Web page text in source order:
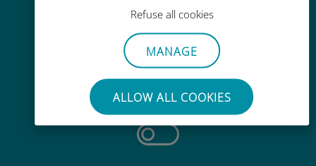
Refuse all cookies
MANAGE
ALLOW ALL COOKIES
Senza sforzo
Non è necessario rimuovere la
scheda SIM esistente